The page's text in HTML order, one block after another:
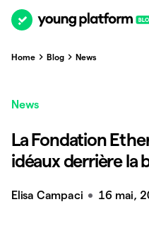
Home Blog News
News
La Fondation
idéaux derrière la
Elisa Campaci 16 mai,